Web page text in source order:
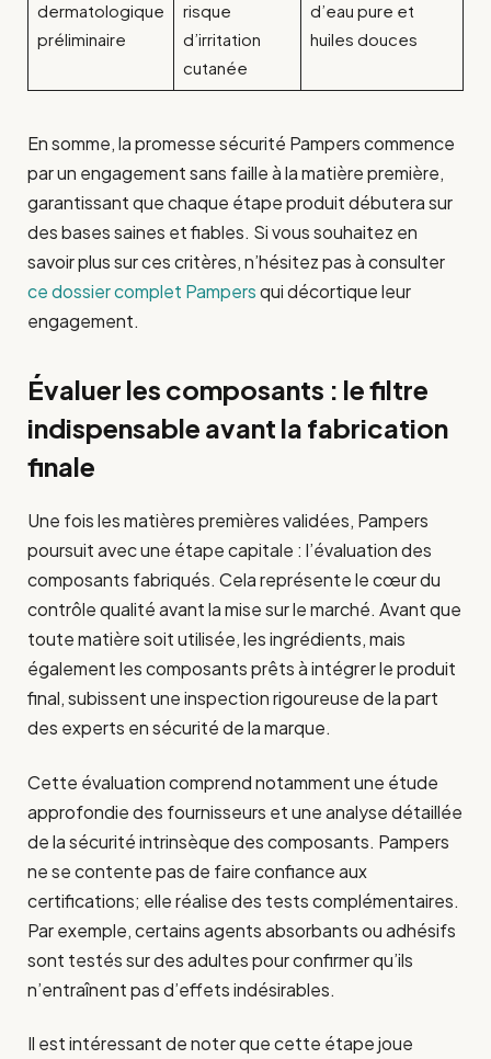
dermatologique
préliminaire
risque
d’irritation
cutanée
d’eau pure et
huiles douces
En somme, la promesse sécurité Pampers commence
par un engagement sans faille à la matière première,
garantissant que chaque étape produit débutera sur
des bases saines et fiables. Si vous souhaitez en
savoir plus sur ces critères, n’hésitez pas à consulter
ce dossier complet Pampersqui décortique leur
engagement.
Évaluer les composants : le filtre
indispensable avant la fabrication
finale
Une fois les matières premières validées, Pampers
poursuit avec une étape capitale : l’évaluation des
composants fabriqués. Cela représente le cœur du
contrôle qualité avant la mise sur le marché. Avant que
toute matière soit utilisée, les ingrédients, mais
également les composants prêts à intégrer le produit
final, subissent une inspection rigoureuse de la part
des experts en sécurité de la marque.
Cette évaluation comprend notamment une étude
approfondie des fournisseurs et une analyse détaillée
de la sécurité intrinsèque des composants. Pampers
ne se contente pas de faire confiance aux
certifications; elle réalise des tests complémentaires.
Par exemple, certains agents absorbants ou adhésifs
sont testés sur des adultes pour confirmer qu’ils
n’entraînent pas d’effets indésirables.
Il est intéressant de noter que cette étape joue